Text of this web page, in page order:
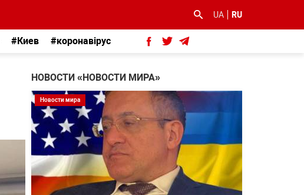
UA RU
#Киев #коронавірус
НОВОСТИ «НОВОСТИ МИРА»
Новости мира